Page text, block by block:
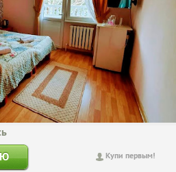
Купи первым!